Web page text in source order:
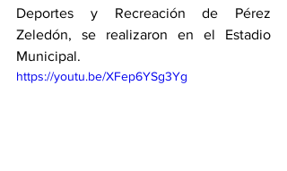
Deportes y Recreación de Pérez
Zeledón, se realizaron en el Estadio
Municipal.
https://youtu.be/XFep6YSg3Yg